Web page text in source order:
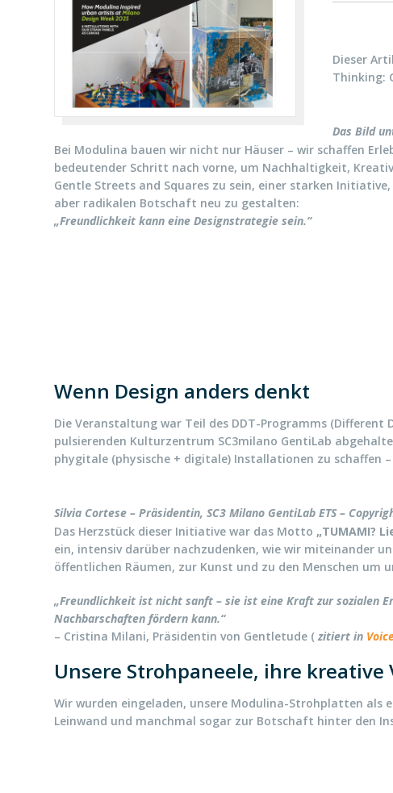
Dieser
Thinking:
Das Bild
Bei Modulina bauen wir nicht nur Häuser – wir schaffen
bedeutender Schritt nach vorne, um Nachhaltigkeit,
Gentle Streets and Squares zu sein, einer starken
aber radikalen Botschaft neu zu gestalten:
„Freundlichkeit kann eine Designstrategie sein.“
Wenn Design anders denkt
Die Veranstaltung war Teil des DDT-Programms (Different
pulsierenden Kulturzentrum SC3milano GentiLab
phygitale (physische + digitale) Installationen zu schaffen
Silvia Cortese – Präsidentin, SC3 Milano GentiLab ETS –
Das Herzstück dieser Initiative war das Motto „TUMAMI?
ein, intensiv darüber nachzudenken, wie wir miteinander
öffentlichen Räumen, zur Kunst und zu den Menschen um
„Freundlichkeit ist nicht sanft – sie ist eine Kraft zur sozialen
Nachbarschaften fördern kann.“
– Cristina Milani, Präsidentin von Gentletude (zitiert in
Unsere Strohpaneele, ihre kreative
Wir wurden eingeladen, unsere Modulina-Strohplatten
Leinwand und manchmal sogar zur Botschaft hinter den